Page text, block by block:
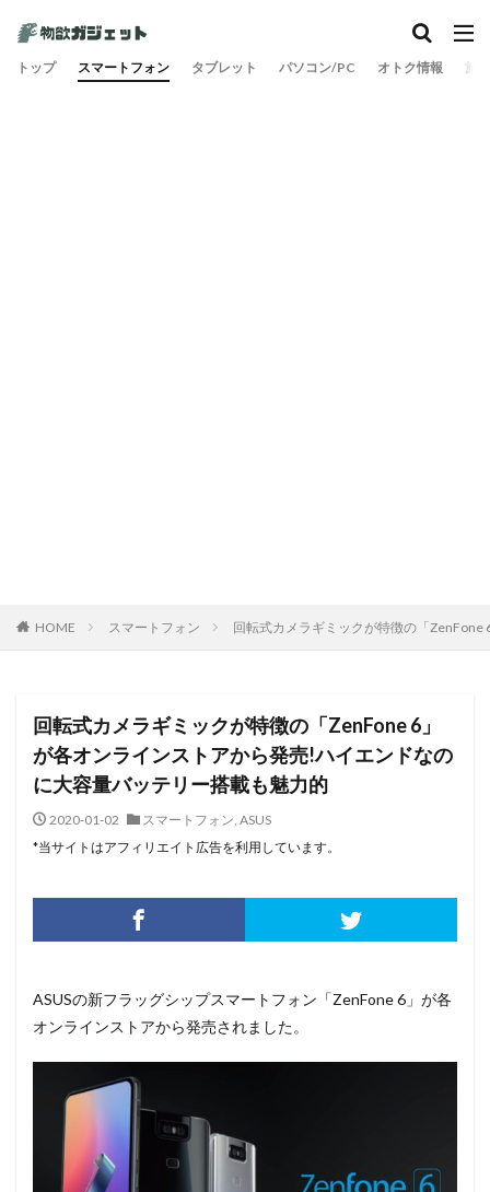
トップ スマートフォン タブレット パソコン/PC オトク情報 旅
HOME スマートフォン 回転式カメラギミックが特徴の「
回転式カメラギミックが特徴の「ZenFone 6」
が各オンラインストアから発売!ハイエンドなの
に大容量バッテリー搭載も魅力的
2020-01-02 スマートフォン, ASUS
*当サイトはアフィリエイト広告を利用しています。
ASUSの新フラッグシップスマートフォン「ZenFone 6」が各
オンラインストアから発売されました。